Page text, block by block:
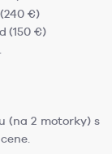
€)
(150 €)
(na 2 motorky) s